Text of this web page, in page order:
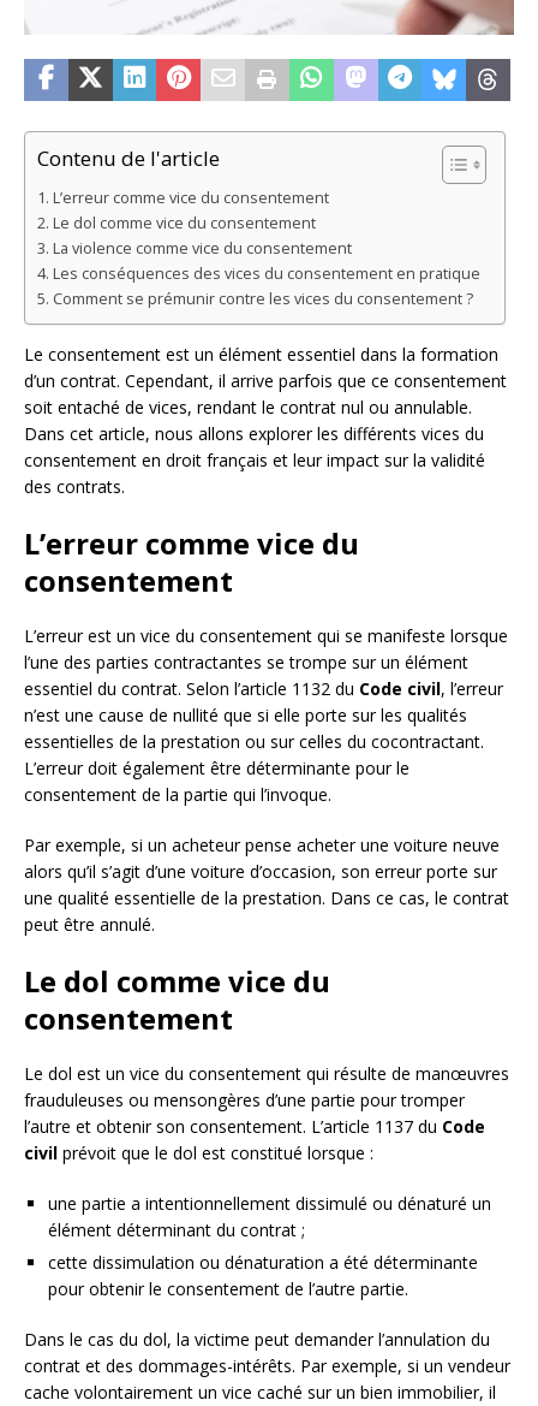
Contenu de l'article
L’erreur comme vice du consentement
Le dol comme vice du consentement
La violence comme vice du consentement
Les conséquences des vices du consentement en pratique
Comment se prémunir contre les vices du consentement ?
Le consentement est un élément essentiel dans la formation
d’un contrat. Cependant, il arrive parfois que ce consentement
soit entaché de vices, rendant le contrat nul ou annulable.
Dans cet article, nous allons explorer les différents vices du
consentement en droit français et leur impact sur la validité
des contrats.
L’erreur comme vice du
consentement
L’erreur est un vice du consentement qui se manifeste lorsque
l’une des parties contractantes se trompe sur un élément
essentiel du contrat. Selon l’article 1132 du Code civil, l’erreur
n’est une cause de nullité que si elle porte sur les qualités
essentielles de la prestation ou sur celles du cocontractant.
L’erreur doit également être déterminante pour le
consentement de la partie qui l’invoque.
Par exemple, si un acheteur pense acheter une voiture neuve
alors qu’il s’agit d’une voiture d’occasion, son erreur porte sur
une qualité essentielle de la prestation. Dans ce cas, le contrat
peut être annulé.
Le dol comme vice du
consentement
Le dol est un vice du consentement qui résulte de manœuvres
frauduleuses ou mensongères d’une partie pour tromper
l’autre et obtenir son consentement. L’article 1137 du Code
civil prévoit que le dol est constitué lorsque :
une partie a intentionnellement dissimulé ou dénaturé un
élément déterminant du contrat ;
cette dissimulation ou dénaturation a été déterminante
pour obtenir le consentement de l’autre partie.
Dans le cas du dol, la victime peut demander l’annulation du
contrat et des dommages-intérêts. Par exemple, si un vendeur
cache volontairement un vice caché sur un bien immobilier, il